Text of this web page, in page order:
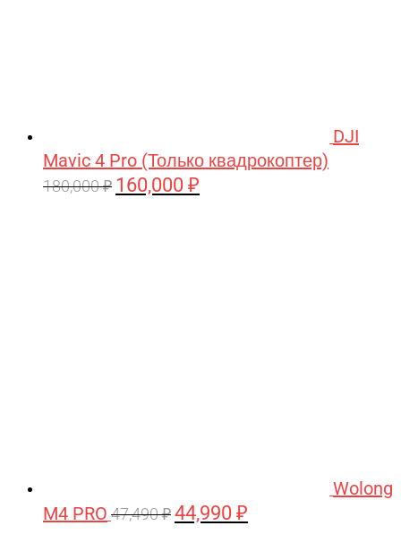
DJI
Mavic 4 Pro (Только квадрокоптер)
180,000₽ Первоначальная
160,000 ₽
Wolong
M4 PRO 47,490₽ Первоначальная
44,990 ₽